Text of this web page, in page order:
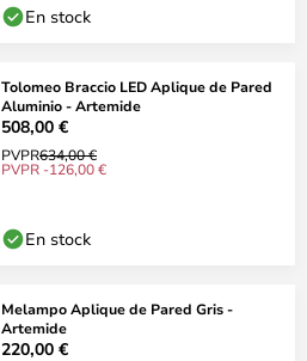
En stock
Tolomeo Braccio LED Aplique de Pared
Aluminio - Artemide
508,00 €
PVPR634,00 €
PVPR -126,00 €
En stock
Melampo Aplique de Pared Gris -
Artemide
220,00 €